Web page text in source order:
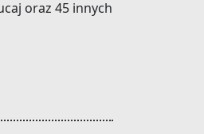
oraz 45 innych